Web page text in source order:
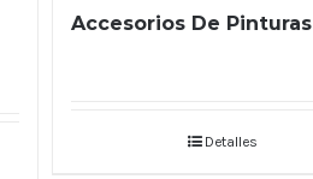
Accesorios De Pinturas
Detalles